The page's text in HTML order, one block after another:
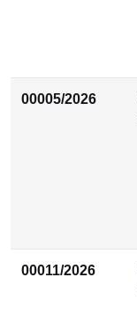
00005/2026
00011/2026